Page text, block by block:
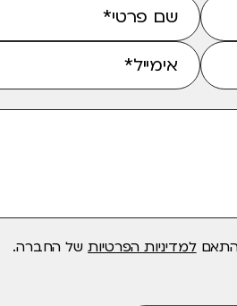
בהתאםלמדיניות הפרטיות של החברה.